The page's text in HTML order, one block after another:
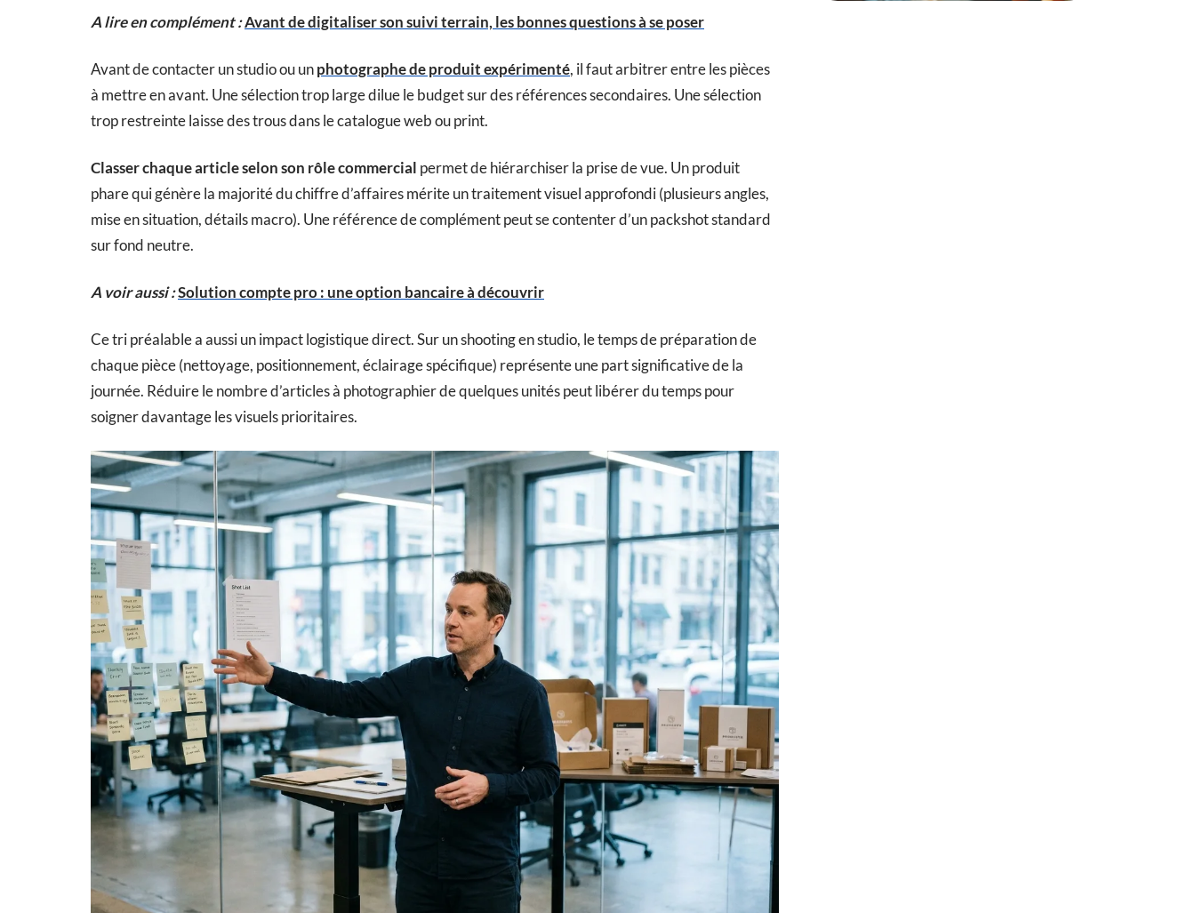
A lire en complément :Avant de digitaliser son suivi terrain, les bonnes questions à se poser
Avant de contacter un studio ou unphotographe de produit expérimenté, il faut arbitrer entre les pièces
à mettre en avant. Une sélection trop large dilue le budget sur des références secondaires. Une sélection
trop restreinte laisse des trous dans le catalogue web ou print.
Classer chaque article selon son rôle commercial permet de hiérarchiser la prise de vue. Un produit
phare qui génère la majorité du chiffre d’affaires mérite un traitement visuel approfondi (plusieurs angles,
mise en situation, détails macro). Une référence de complément peut se contenter d’un packshot standard
sur fond neutre.
A voir aussi :Solution compte pro : une option bancaire à découvrir
Ce tri préalable a aussi un impact logistique direct. Sur un shooting en studio, le temps de préparation de
chaque pièce (nettoyage, positionnement, éclairage spécifique) représente une part significative de la
journée. Réduire le nombre d’articles à photographier de quelques unités peut libérer du temps pour
soigner davantage les visuels prioritaires.